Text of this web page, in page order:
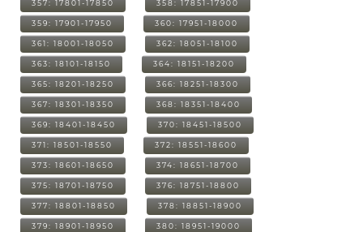
357: 17801-17850 358: 17851-17900
359: 17901-17950 360: 17951-18000
361: 18001-18050 362: 18051-18100
363: 18101-18150 364: 18151-18200
365: 18201-18250 366: 18251-18300
367: 18301-18350 368: 18351-18400
369: 18401-18450 370: 18451-18500
371: 18501-18550 372: 18551-18600
373: 18601-18650 374: 18651-18700
375: 18701-18750 376: 18751-18800
377: 18801-18850 378: 18851-18900
379: 18901-18950 380: 18951-19000